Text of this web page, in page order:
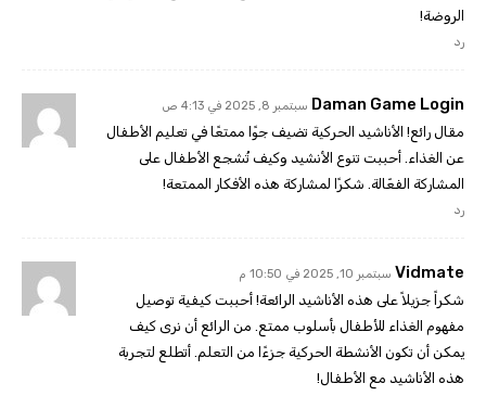
الروضة!
رد
Daman Game Login سبتمبر 8, 2025 في 4:13 ص
مقال رائع! الأناشيد الحركية تضيف جوًا ممتعًا في تعليم الأطفال
عن الغذاء. أحببت تنوع الأنشيد وكيف تُشجع الأطفال على
المشاركة الفعّالة. شكرًا لمشاركة هذه الأفكار الممتعة!
رد
Vidmate سبتمبر 10, 2025 في 10:50 م
شكراً جزيلاً على هذه الأناشيد الرائعة! أحببت كيفية توصيل
مفهوم الغذاء للأطفال بأسلوب ممتع. من الرائع أن نرى كيف
يمكن أن تكون الأنشطة الحركية جزءًا من التعلم. أتطلع لتجربة
هذه الأناشيد مع الأطفال!